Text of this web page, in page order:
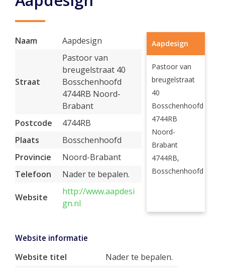
Naam Aapdesign
Straat
Pastoor van
breugelstraat 40
Bosschenhoofd
4744RB Noord-
Brabant
Postcode
4744RB
Plaats
Bosschenhoofd
Provincie
Noord-Brabant
Telefoon
Nader te bepalen.
Website
http://www.aapdesi
gn.nl
Aapdesign
Pastoor van
breugelstraat
40
Bosschenhoofd
4744RB
Noord-
Brabant
4744RB,
Bosschenhoofd
Website informatie
Website titel
Nader te bepalen.